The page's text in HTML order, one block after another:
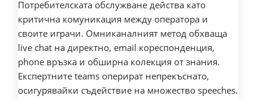
Потребителската обслужване действа като
критична комуникация между оператора и
своите играчи. Омниканалният метод обхваща
live chat на директно, email кореспонденция,
phone връзка и обширна колекция от знания.
Експертните teams оперират непрекъснато,
осигурявайки съдействие на множество speeches.